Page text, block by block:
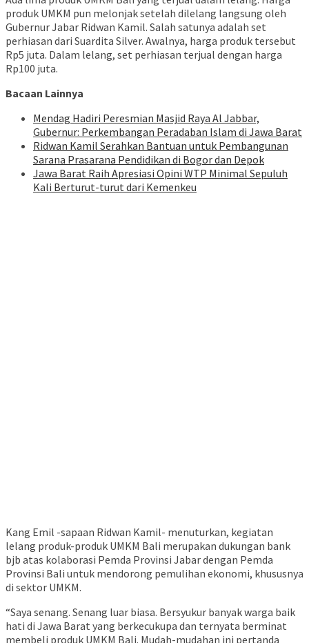
produk UMKM pun melonjak setelah dilelang langsung oleh
Gubernur Jabar Ridwan Kamil. Salah satunya adalah set
perhiasan dari Suardita Silver. Awalnya, harga produk tersebut
Rp5 juta. Dalam lelang, set perhiasan terjual dengan harga
Rp100 juta.
Bacaan Lainnya
Mendag Hadiri Peresmian Masjid Raya Al Jabbar,
Gubernur: Perkembangan Peradaban Islam di Jawa Barat
Ridwan Kamil Serahkan Bantuan untuk Pembangunan
Sarana Prasarana Pendidikan di Bogor dan Depok
Jawa Barat Raih Apresiasi Opini WTP Minimal Sepuluh
Kali Berturut-turut dari Kemenkeu
Kang Emil -sapaan Ridwan Kamil- menuturkan, kegiatan
lelang produk-produk UMKM Bali merupakan dukungan bank
bjb atas kolaborasi Pemda Provinsi Jabar dengan Pemda
Provinsi Bali untuk mendorong pemulihan ekonomi, khususnya
di sektor UMKM.
“Saya senang. Senang luar biasa. Bersyukur banyak warga baik
hati di Jawa Barat yang berkecukupa dan ternyata berminat
membeli produk UMKM Bali. Mudah-mudahan ini pertanda